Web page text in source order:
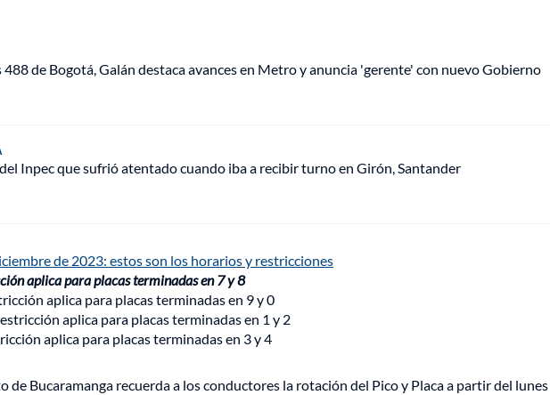
488 de Bogotá, Galán destaca avances en Metro y anuncia 'gerente' con nuevo Gobierno
Inpec que sufrió atentado cuando iba a recibir turno en Girón, Santander
de 2023: estos son los horarios y restricciones
aplica para placas terminadas en 7 y 8
aplica para placas terminadas en 9 y 0
aplica para placas terminadas en 1 y 2
aplica para placas terminadas en 3 y 4
de Bucaramanga recuerda a los conductores la rotación del Pico y Placa a partir del lunes